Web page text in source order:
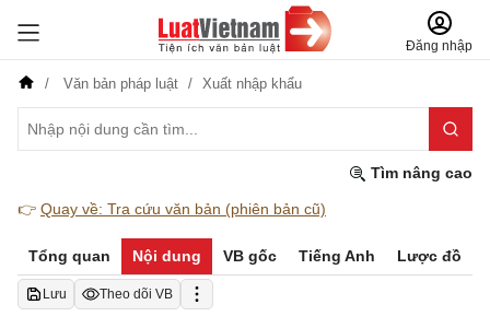
Đăng nhập
Văn bản pháp luật Xuất nhập khẩu
Tìm nâng cao
👉 Quay về: Tra cứu văn bản (phiên bản cũ)
Tổng quan Nội dung VB gốc Tiếng Anh Lược đồ
Lưu Theo dõi VB